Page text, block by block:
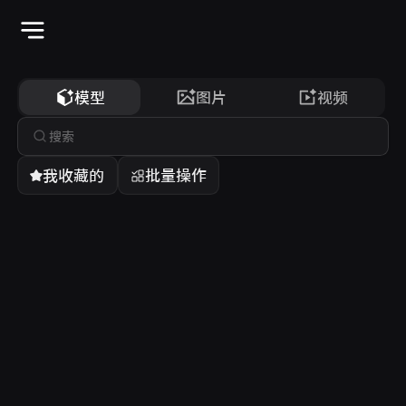
产库
模型 图片 视频
我收藏的 批量操作